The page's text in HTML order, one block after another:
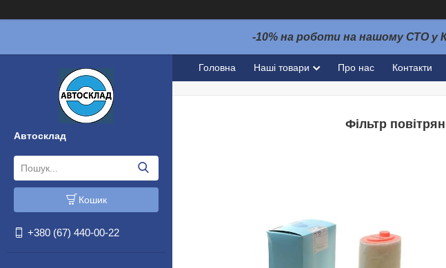
-10% на роботи на нашому СТО у
Автосклад
Кошик
+380 (67) 440-00-22
Головна Наші товари Про нас Контакти
Фільтр